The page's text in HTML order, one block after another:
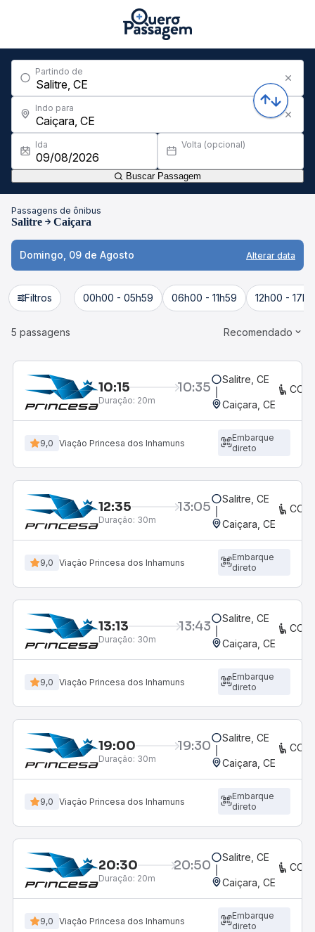
Partindo de
Indo para
Ida Volta (opcional)
Buscar Passagem
Passagens de ônibus
Salitre Caiçara
Domingo, 09 de Agosto Alterar data
Filtros 00h00 - 05h59 06h00 - 11h59 12h00 -
5 passagens Recomendado
10:15 10:35
Duração: 20m
Salitre, CE
Caiçara, CE
9,0 Viação Princesa dos Inhamuns
Embarque
direto
12:35 13:05
Duração: 30m
Salitre, CE
Caiçara, CE
9,0 Viação Princesa dos Inhamuns
Embarque
direto
13:13 13:43
Duração: 30m
Salitre, CE
Caiçara, CE
9,0 Viação Princesa dos Inhamuns
Embarque
direto
19:00 19:30
Duração: 30m
Salitre, CE
Caiçara, CE
9,0 Viação Princesa dos Inhamuns
Embarque
direto
20:30 20:50
Duração: 20m
Salitre, CE
Caiçara, CE
9,0 Viação Princesa dos Inhamuns
Embarque
direto